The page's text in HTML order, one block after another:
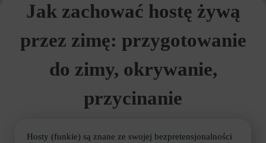
Jak zachować hostę żywą
przez zimę: przygotowanie
do zimy, okrywanie,
przycinanie
Hosty (funkie) są znane ze swojej bezpretensjonalności